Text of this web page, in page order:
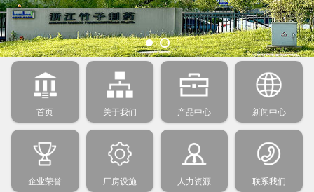
首页 关于我们 产品中心 新闻中心
企业荣誉 厂房设施 人力资源 联系我们